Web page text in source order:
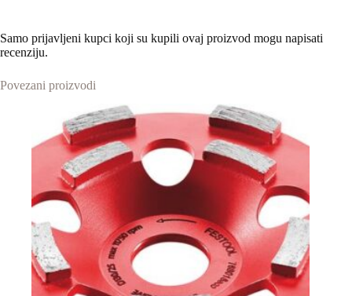
Samo prijavljeni kupci koji su kupili ovaj proizvod mogu napisati
recenziju.
Povezani proizvodi